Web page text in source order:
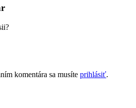
komentára sa musíte prihlásiť.